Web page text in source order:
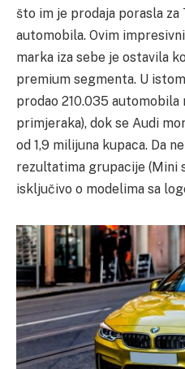
što im je prodaja porasla za
automobila. Ovim
marka iza sebe je ostavila
premium segmenta. U
prodao 210.035 automobila
primjeraka), dok se Audi
od 1,9 milijuna kupaca. Da
rezultatima grupacije (Mini
isključivo o modelima sa